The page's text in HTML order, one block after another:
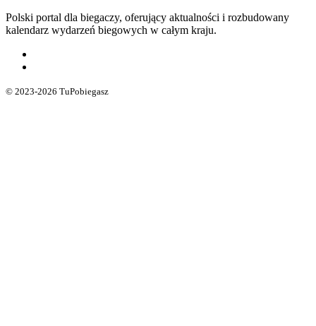
Polski portal dla biegaczy, oferujący aktualności i rozbudowany
kalendarz wydarzeń biegowych w całym kraju.
© 2023-2026 TuPobiegasz